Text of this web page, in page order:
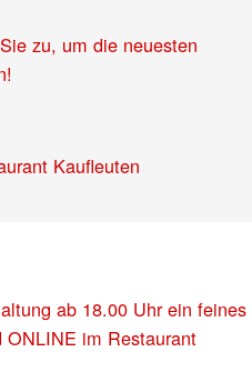
zu, um die neuesten
Kaufleuten
ab 18.00 Uhr ein feines
im Restaurant